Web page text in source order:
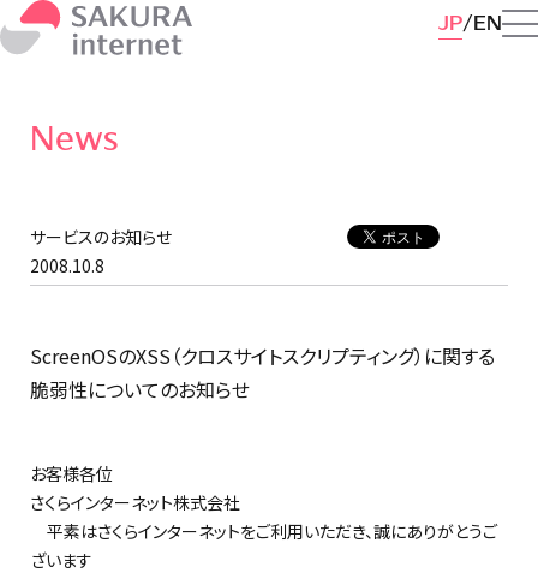
JP EN
News
サービスのお知らせ
2008.10.8
ScreenOSのXSS（クロスサイトスクリプティング）に関する
脆弱性についてのお知らせ
お客様各位
さくらインターネット株式会社
平素はさくらインターネットをご利用いただき、誠にありがとうご
ざいます